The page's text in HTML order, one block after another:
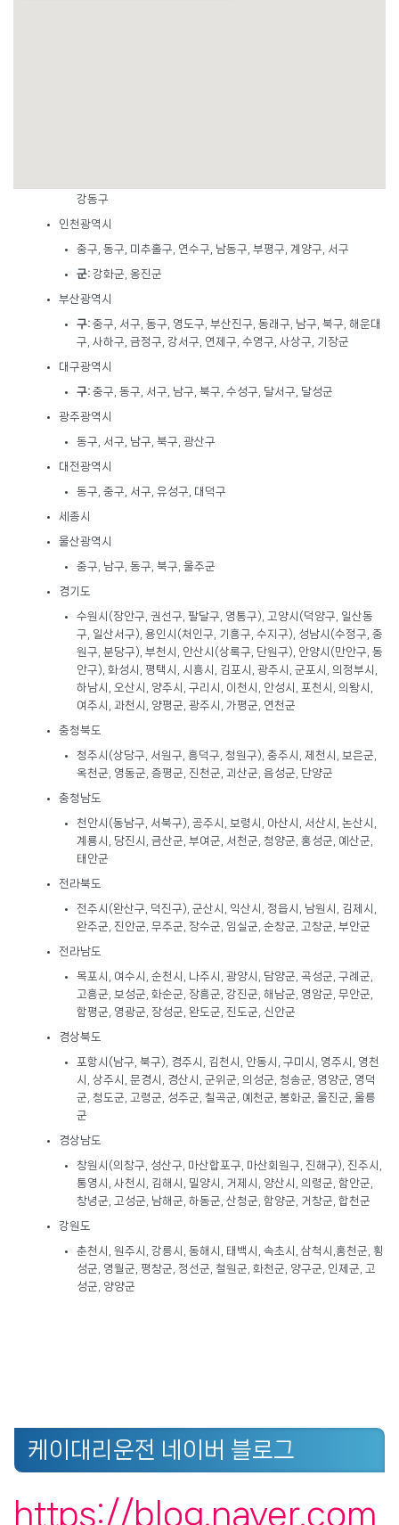
강동구
인천광역시
중구, 동구, 미추홀구, 연수구, 남동구, 부평구, 계양구, 서구
군:강화군, 옹진군
부산광역시
구:중구, 서구, 동구, 영도구, 부산진구, 동래구, 남구, 북구, 해운대
구, 사하구, 금정구, 강서구, 연제구, 수영구, 사상구, 기장군
대구광역시
구:중구, 동구, 서구, 남구, 북구, 수성구, 달서구, 달성군
광주광역시
동구, 서구, 남구, 북구, 광산구
대전광역시
동구, 중구, 서구, 유성구, 대덕구
세종시
울산광역시
중구, 남구, 동구, 북구, 울주군
경기도
수원시(장안구, 권선구, 팔달구, 영통구), 고양시(덕양구, 일산동
구, 일산서구), 용인시(처인구, 기흥구, 수지구), 성남시(수정구, 중
원구, 분당구), 부천시, 안산시(상록구, 단원구), 안양시(만안구, 동
안구), 화성시, 평택시, 시흥시, 김포시, 광주시, 군포시, 의정부시,
하남시, 오산시, 양주시, 구리시, 이천시, 안성시, 포천시, 의왕시,
여주시, 과천시, 양평군, 광주시, 가평군, 연천군
충청북도
청주시(상당구, 서원구, 흥덕구, 청원구), 충주시, 제천시, 보은군,
옥천군, 영동군, 증평군, 진천군, 괴산군, 음성군, 단양군
충청남도
천안시(동남구, 서북구), 공주시, 보령시, 아산시, 서산시, 논산시,
계룡시, 당진시, 금산군, 부여군, 서천군, 청양군, 홍성군, 예산군,
태안군
전라북도
전주시(완산구, 덕진구), 군산시, 익산시, 정읍시, 남원시, 김제시,
완주군, 진안군, 무주군, 장수군, 임실군, 순창군, 고창군, 부안군
전라남도
목포시, 여수시, 순천시, 나주시, 광양시, 담양군, 곡성군, 구례군,
고흥군, 보성군, 화순군, 장흥군, 강진군, 해남군, 영암군, 무안군,
함평군, 영광군, 장성군, 완도군, 진도군, 신안군
경상북도
포항시(남구, 북구), 경주시, 김천시, 안동시, 구미시, 영주시, 영천
시, 상주시, 문경시, 경산시, 군위군, 의성군, 청송군, 영양군, 영덕
군, 청도군, 고령군, 성주군, 칠곡군, 예천군, 봉화군, 울진군, 울릉
군
경상남도
창원시(의창구, 성산구, 마산합포구, 마산회원구, 진해구), 진주시,
통영시, 사천시, 김해시, 밀양시, 거제시, 양산시, 의령군, 함안군,
창녕군, 고성군, 남해군, 하동군, 산청군, 함양군, 거창군, 합천군
강원도
춘천시, 원주시, 강릉시, 동해시, 태백시, 속초시, 삼척시,홍천군, 횡
성군, 영월군, 평창군, 정선군, 철원군, 화천군, 양구군, 인제군, 고
성군, 양양군
케이대리운전 네이버 블로그
https://blog.naver.com